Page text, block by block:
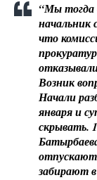
“Мы тогда
начальник
что
Возник
Начали
января и
скрывать.
отпускают
забирают